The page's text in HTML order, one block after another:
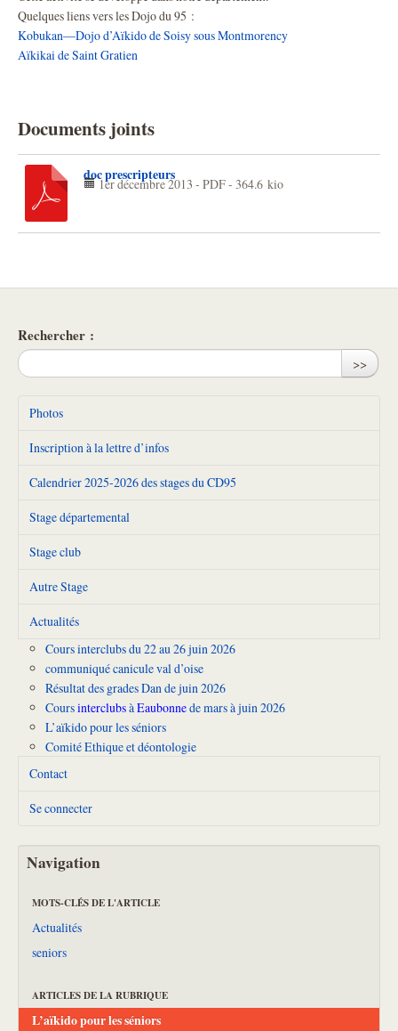
Quelques liens vers les Dojo du 95 :
Kobukan—Dojo d’Aïkido de Soisy sous Montmorency
Aïkikai de Saint Gratien
Documents joints
doc prescripteurs
1er décembre 2013 - PDF- 364.6 kio
Rechercher :
>>
Photos
Inscription à la lettre d’infos
Calendrier 2025-2026 des stages du CD95
Stage départemental
Stage club
Autre Stage
Actualités
Cours interclubs du 22 au 26 juin 2026
communiqué canicule val d’oise
Résultat des grades Dan de juin 2026
CoursinterclubsàEaubonnede mars à juin 2026
L’aïkido pour les séniors
Comité Ethique et déontologie
Contact
Se connecter
Navigation
MOTS-CLÉS DE L'ARTICLE
Actualités
seniors
ARTICLES DE LA RUBRIQUE
L’aïkido pour les séniors